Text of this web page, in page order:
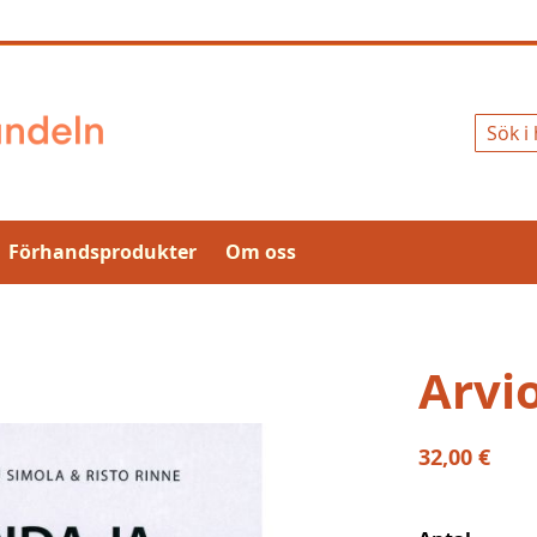
Förhandsprodukter Om oss
32,00 €